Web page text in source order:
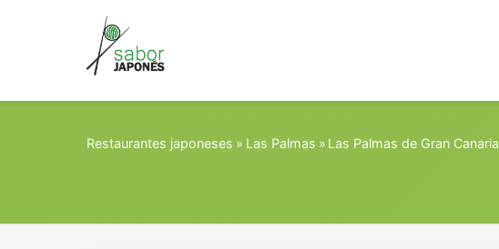
Restaurantes japoneses » Las Palmas » Las Palmas de Gran Canaria